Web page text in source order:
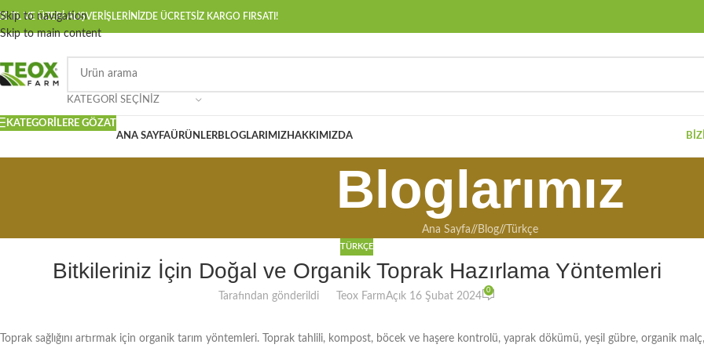
Skip to navigation
Skip to main content
TL VE ÜZERİ ALIŞVERİŞLERİNİZDE ÜCRETSİZ KARGO FIRSATI!
KATEGORI SEÇINIZ
KATEGORILERE GÖZAT
ANA SAYFAÜRÜNLERBLOGLARIMIZHAKKIMIZDA
Bloglarımız
Ana Sayfa/ Blog/ Türkçe
TÜRKÇE
Bitkileriniz İçin Doğal ve Organik Toprak Hazırlama Yöntemleri
Tarafından gönderildi Teox FarmAçık 16 Şubat 2024
0
Toprak sağlığını artırmak için organik tarım yöntemleri. Toprak tahlili, kompost, böcek ve haşere kontrolü, yaprak dökümü, yeşil gübre, organik malç,